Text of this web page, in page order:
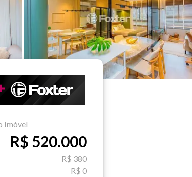
Imóvel
R$ 520.000
R$ 380
R$ 0